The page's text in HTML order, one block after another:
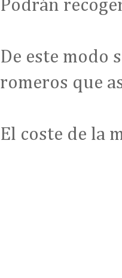
Podrán
De este modo
romeros que
El coste de la